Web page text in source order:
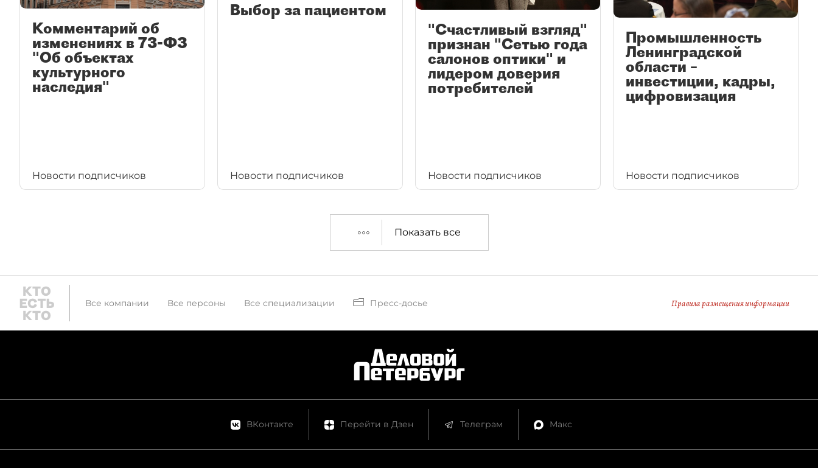
Комментарий об
изменениях в 73-ФЗ
"Об объектах
культурного
наследия"
Новости подписчиков
Выбор за пациентом
Новости подписчиков
"Счастливый взгляд"
признан "Сетью года
салонов оптики" и
лидером доверия
потребителей
Новости подписчиков
Промышленность
Ленинградской
области –
инвестиции, кадры,
цифровизация
Новости подписчиков
Показать все
Все компании Все персоны Все специализации Пресс-досье Правила размещения информации
ВКонтакте Перейти в Дзен Телеграм Макс